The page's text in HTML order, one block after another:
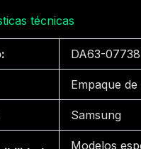
técnicas
DA63-
Empaque
Samsung
Modelos